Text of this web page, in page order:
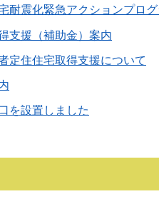
耐震化緊急アクションプロ
支援（補助金）案内
定住住宅取得支援について
を設置しました